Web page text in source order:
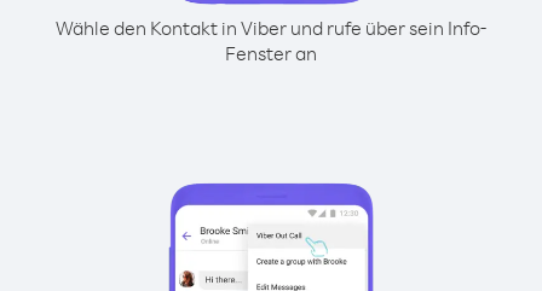
Wähle den Kontakt in Viber und rufe über sein Info-
Fenster an